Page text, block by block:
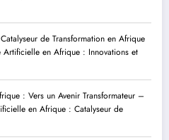
de Transformation en Afrique
Artificielle en Afrique : Innovations et
: Vers un Avenir Transformateur –
en Afrique : Catalyseur de